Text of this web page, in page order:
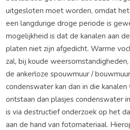
uitgesloten moet worden, omdat
een langdurige droge periode is
mogelijkheid is dat de kanalen aan
platen niet zijn afgedicht. Warme
zal, bij koude
de ankerloze spouwmuur /
condenswater kan dan in die
ontstaan dan plasjes condenswater
is via destructief onderzoek op het
aan de hand van fotomateriaal.